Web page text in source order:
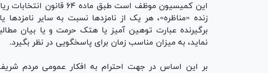
این کمیسیون موظف است طبق
زنده «مناظره»، هر یک از نامزد‌ها نسبت به سایر
برگیرنده عبارت توهین آمیز یا هتک حرمت و یا بیان
نماید، به میزان مناسب زمان برای پاسخگویی در نظر بگیرد.
بر این اساس در جهت احترام به افکار عمومی مردم